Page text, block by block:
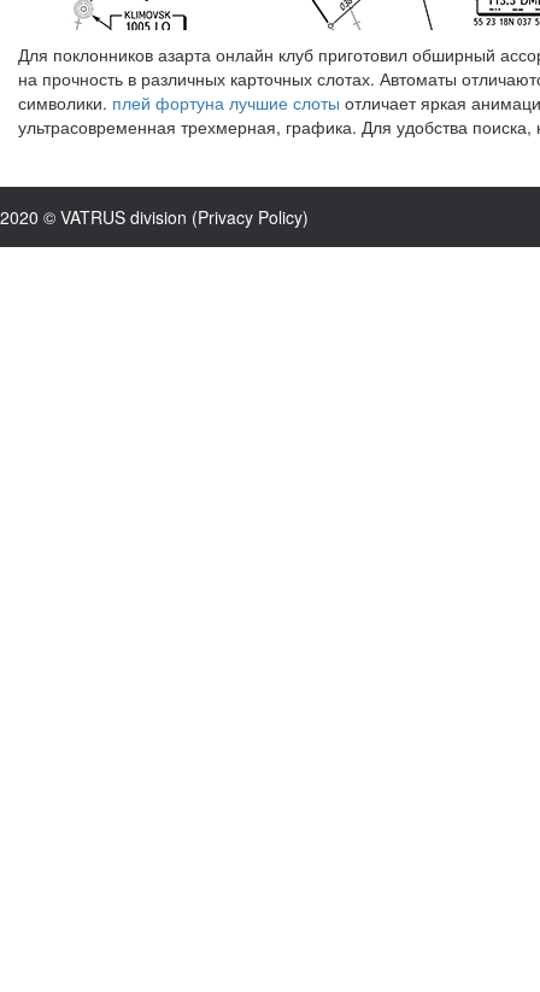
Для поклонников азарта онлайн клуб приготовил обширный
на прочность в различных карточных слотах. Автоматы
символики. плей фортуна лучшие слоты отличает яркая
ультрасовременная трехмерная, графика. Для удобства
2020 © VATRUS division (Privacy Policy)